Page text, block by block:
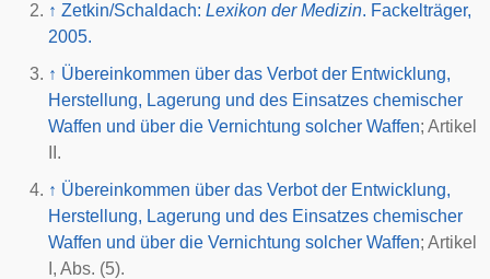
↑ Zetkin/Schaldach: Lexikon der Medizin. Fackelträger,
2005.
↑ Übereinkommen über das Verbot der Entwicklung,
Herstellung, Lagerung und des Einsatzes chemischer
Waffen und über die Vernichtung solcher Waffen; Artikel
II.
↑ Übereinkommen über das Verbot der Entwicklung,
Herstellung, Lagerung und des Einsatzes chemischer
Waffen und über die Vernichtung solcher Waffen; Artikel
I, Abs. (5).